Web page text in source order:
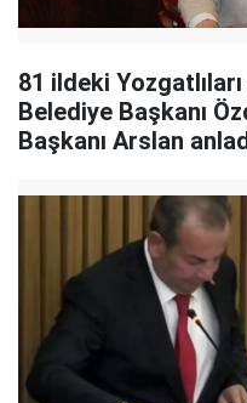
81 ildeki
Belediye Başkanı
Başkanı Arslan